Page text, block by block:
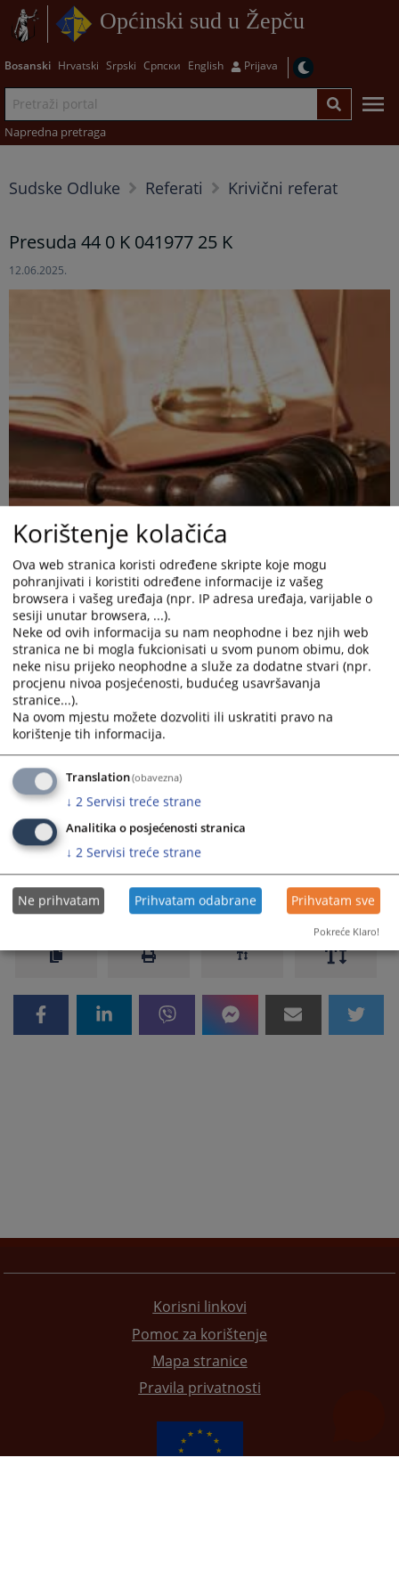
Općinski sud u Žepču
Bosanski Hrvatski Srpski Српски English Prijava
Napredna pretraga
Sudske Odluke Referati Krivični referat
Presuda 44 0 K 041977 25 K
12.06.2025.
Dokument u prilogu
Prateći dokumenti
Presuda 44 0 K 041977 25 K
278PREGLEDA
Korisni linkovi
Pomoc za korištenje
Mapa stranice
Pravila privatnosti
Korištenje kolačića
Ova web stranica koristi određene skripte koje mogu
pohranjivati i koristiti određene informacije iz vašeg
browsera i vašeg uređaja (npr. IP adresa uređaja, varijable o
sesiji unutar browsera, ...).
Neke od ovih informacija su nam neophodne i bez njih web
stranica ne bi mogla fukcionisati u svom punom obimu, dok
neke nisu prijeko neophodne a služe za dodatne stvari (npr.
procjenu nivoa posjećenosti, budućeg usavršavanja
stranice...).
Na ovom mjestu možete dozvoliti ili uskratiti pravo na
korištenje tih informacija.
Translation(obavezna)
↓ 2 Servisi treće strane
Analitika o posjećenosti stranica
↓ 2 Servisi treće strane
Ne prihvatam Prihvatam odabrane Prihvatam sve
Pokreće Klaro!